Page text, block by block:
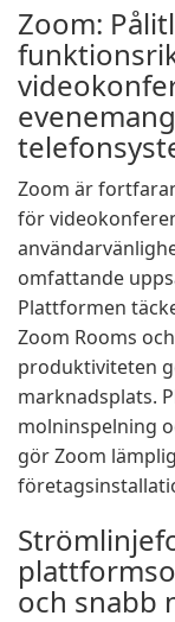
Zoom:
Zoom är
för
omfattande
Plattformen
Zoom Rooms
produktiviteten
marknadsplats.
molninspelning
gör Zoom
och snabb